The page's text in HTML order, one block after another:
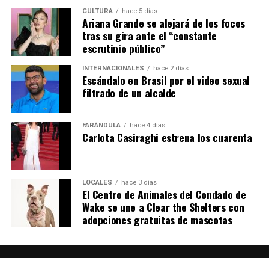
CULTURA hace 5 días
Ariana Grande se alejará de los focos
tras su gira ante el “constante
escrutinio público”
INTERNACIONALES hace 2 días
Escándalo en Brasil por el video sexual
filtrado de un alcalde
FARÁNDULA hace 4 días
Carlota Casiraghi estrena los cuarenta
LOCALES hace 3 días
El Centro de Animales del Condado de
Wake se une a Clear the Shelters con
adopciones gratuitas de mascotas